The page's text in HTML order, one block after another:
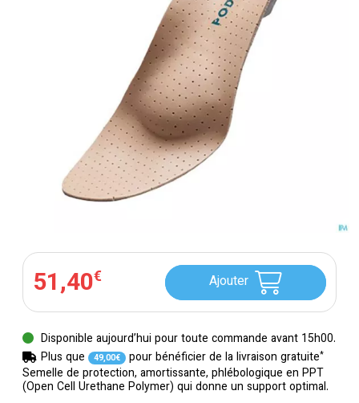
Semelle de protection, amortissante, phlébologique en PPT
(Open Cell Urethane Polymer) qui donne un support optimal.
51,40€ Ajouter
Disponible aujourd’hui pour toute commande avant 15h00.
Plus que
49,00€ pour bénéficier de la livraison gratuite*